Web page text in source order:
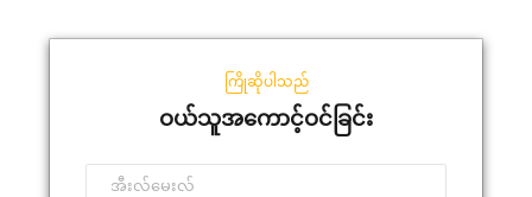
ကြိုဆိုပါသည်
ဝယ်သူအကောင့်ဝင်ခြင်း